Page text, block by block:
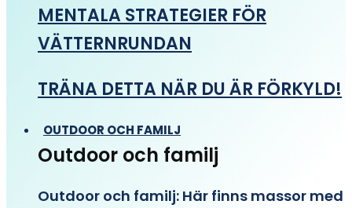
MENTALA STRATEGIER FÖR
VÄTTERNRUNDAN
TRÄNA DETTA NÄR DU ÄR FÖRKYLD!
OUTDOOR OCH FAMILJ
Outdoor och familj
Outdoor och familj: Här finns massor med